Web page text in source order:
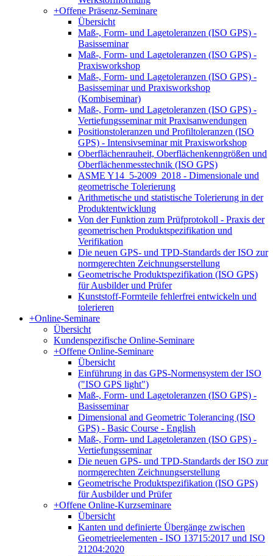
+Offene Präsenz-Seminare
Übersicht
Maß-, Form- und Lagetoleranzen (ISO GPS) -
Basisseminar
Maß-, Form- und Lagetoleranzen (ISO GPS) -
Praxisworkshop
Maß-, Form- und Lagetoleranzen (ISO GPS) -
Basisseminar und Praxisworkshop
(Kombiseminar)
Maß-, Form- und Lagetoleranzen (ISO GPS) -
Vertiefungsseminar mit Praxisanwendungen
Positionstoleranzen und Profiltoleranzen (ISO
GPS) - Intensivseminar mit Praxisworkshop
Oberflächenrauheit, Oberflächenkenngrößen und
Oberflächenmesstechnik (ISO GPS)
ASME Y14_5-2009_2018 - Dimensionale und
geometrische Tolerierung
Arithmetische und statistische Tolerierung in der
Produktentwicklung
Von der Funktion zum Prüfprotokoll - Praxis der
geometrischen Produktspezifikation und
Verifikation
Die neuen GPS- und TPD-Standards der ISO zur
normgerechten Zeichnungserstellung
Geometrische Produktspezifikation (ISO GPS)
für Ausbilder und Prüfer
Kunststoff-Formteile fehlerfrei entwickeln und
tolerieren
+Online-Seminare
Übersicht
Kundenspezifische Online-Seminare
+Offene Online-Seminare
Übersicht
Einführung in das GPS-Normensystem der ISO
("ISO GPS light")
Maß-, Form- und Lagetoleranzen (ISO GPS) -
Basisseminar
Dimensional and Geometric Tolerancing (ISO
GPS) - Basic Course - English
Maß-, Form- und Lagetoleranzen (ISO GPS) -
Vertiefungsseminar
Die neuen GPS- und TPD-Standards der ISO zur
normgerechten Zeichnungserstellung
Geometrische Produktspezifikation (ISO GPS)
für Ausbilder und Prüfer
+Offene Online-Kurzseminare
Übersicht
Kanten und definierte Übergänge zwischen
Geometrieelementen - ISO 13715:2017 und ISO
21204:2020